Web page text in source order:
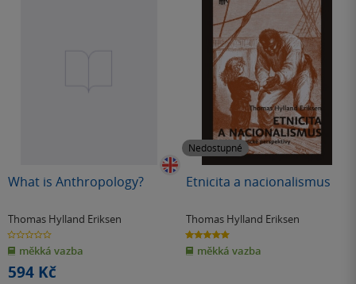
What is Anthropology?
Thomas Hylland Eriksen
0.0
z
5
hvězdiček
měkká vazba
594 Kč
Nedostupné
Etnicita a nacionalismus
Thomas Hylland Eriksen
5.0
z
5
hvězdiček
měkká vazba